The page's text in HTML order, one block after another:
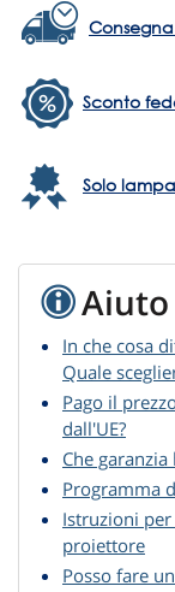
Sconto
Solo
Aiuto
In che cosa
Quale
Pago il
dall'UE?
Che
Programma
Istruzioni
proiettore
Posso fare